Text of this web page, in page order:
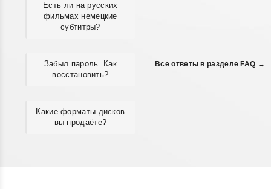
Есть ли на русских
фильмах немецкие
субтитры?
Забыл пароль. Как
восстановить?
Какие форматы дисков
вы продаёте?
Все ответы в разделе FAQ →